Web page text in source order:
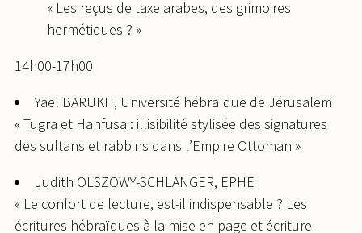
« Les reçus de taxe arabes, des grimoires
hermétiques ? »
14h00-17h00
Yael BARUKH, Université hébraïque de Jérusalem
« Tugra et Hanfusa : illisibilité stylisée des signatures
des sultans et rabbins dans l’Empire Ottoman »
Judith OLSZOWY-SCHLANGER, EPHE
« Le confort de lecture, est-il indispensable ? Les
écritures hébraïques à la mise en page et écriture